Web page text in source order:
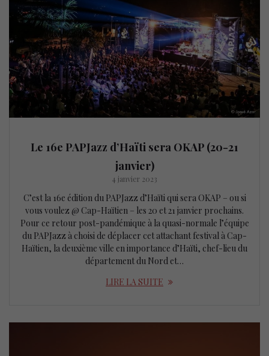
Le 16e PAPJazz d’Haïti sera OKAP (20-21
janvier)
4 janvier 2023
C’est la 16e édition du PAPJazz d’Haïti qui sera OKAP – ou si
vous voulez @ Cap-Haïtien – les 20 et 21 janvier prochains.
Pour ce retour post-pandémique à la quasi-normale l’équipe
du PAPJazz à choisi de déplacer cet attachant festival à Cap-
Haïtien, la deuxième ville en importance d’Haïti, chef-lieu du
département du Nord et…
LIRE LA SUITE